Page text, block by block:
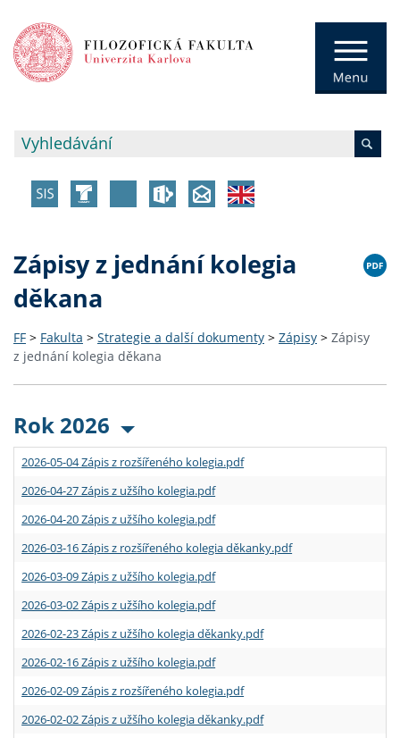
Zápisy z jednání kolegia
děkana
FF > Fakulta > Strategie a další dokumenty > Zápisy > Zápisy
z jednání kolegia děkana
Rok 2026
2026-05-04 Zápis z rozšířeného kolegia.pdf
2026-04-27 Zápis z užšího kolegia.pdf
2026-04-20 Zápis z užšího kolegia.pdf
2026-03-16 Zápis z rozšířeného kolegia děkanky.pdf
2026-03-09 Zápis z užšího kolegia.pdf
2026-03-02 Zápis z užšího kolegia.pdf
2026-02-23 Zápis z užšího kolegia děkanky.pdf
2026-02-16 Zápis z užšího kolegia.pdf
2026-02-09 Zápis z rozšířeného kolegia.pdf
2026-02-02 Zápis z užšího kolegia děkanky.pdf